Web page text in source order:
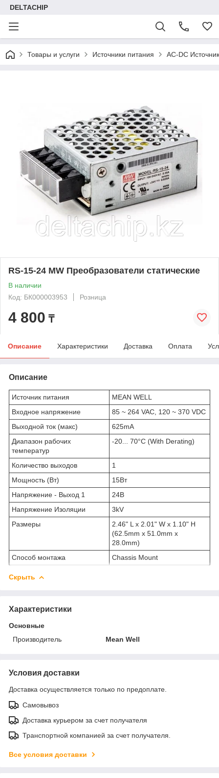
DELTACHIP
Товары и услуги Источники питания AC-DC
RS-15-24 MW Преобразователи статические
В наличии
Код: БК000003953
Розница
4 800 ₸
Описание Характеристики Доставка Оплата
Описание
Источник питания
MEAN WELL
Входное напряжение
85 ~ 264 VAC, 120 ~ 370 VDC
Выходной ток (макс)
625mA
Диапазон рабочих
температур
-20... 70°C (With Derating)
Количество выходов
1
Мощность (Вт)
15Вт
Напряжение - Выход 1
24В
Напряжение Изоляции
3kV
Размеры
2.46" L x 2.01" W x 1.10" H
(62.5mm x 51.0mm x
28.0mm)
Способ монтажа
Chassis Mount
Скрыть
Характеристики
Основные
Производитель
Mean Well
Условия доставки
Доставка осуществляется только по предоплате.
Самовывоз
Доставка курьером за счет получателя
Транспортной компанией за счет получателя.
Все условия доставки